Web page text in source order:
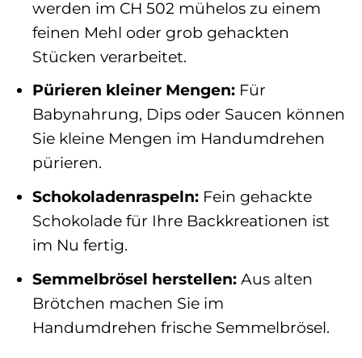
werden im CH 502 mühelos zu einem
feinen Mehl oder grob gehackten
Stücken verarbeitet.
Pürieren kleiner Mengen:Für
Babynahrung, Dips oder Saucen können
Sie kleine Mengen im Handumdrehen
pürieren.
Schokoladenraspeln:Fein gehackte
Schokolade für Ihre Backkreationen ist
im Nu fertig.
Semmelbrösel herstellen:Aus alten
Brötchen machen Sie im
Handumdrehen frische Semmelbrösel.